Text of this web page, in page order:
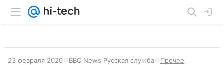
23 февраля 2020 BBC News Русская служба Прочее